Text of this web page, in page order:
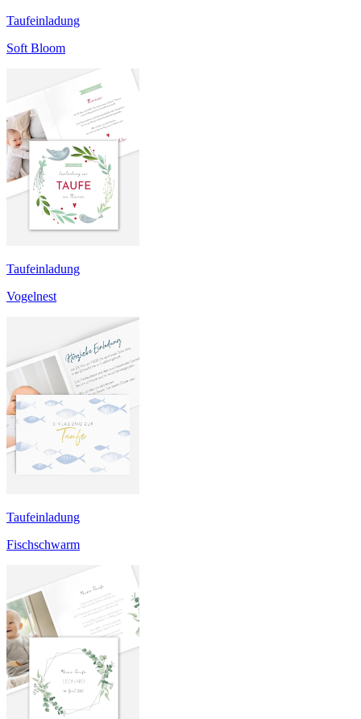
Taufeinladung
Soft Bloom
Taufeinladung
Vogelnest
Taufeinladung
Fischschwarm